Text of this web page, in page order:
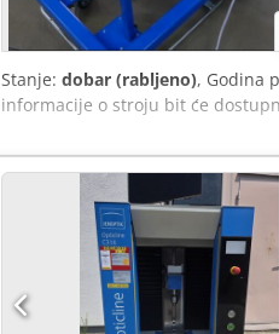
Stanje: dobar (rabljeno), Godina
informacije o stroju bit će